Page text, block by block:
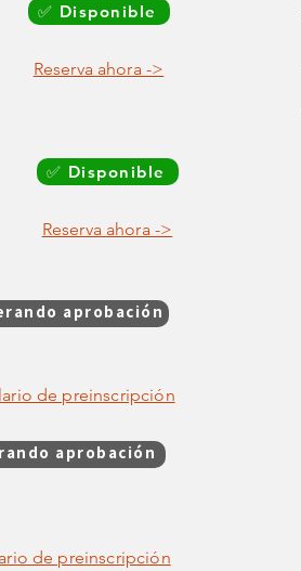
✅ Disponible
Reserva ahora ->
✅ Disponible
Reserva ahora ->
aprobación
de preinscripción
aprobación
de preinscripción